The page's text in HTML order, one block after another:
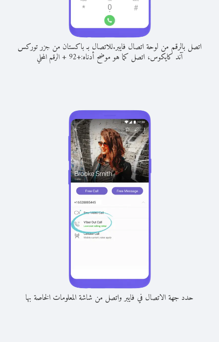
اتصل بالرقم من لوحة اتصال فايبر.للاتصال بـ باكستان من جزر توركس
آند كايكوس، اتصل كما هو موضح أدناه:+
92
+الرقم المحلي
حدد جهة الاتصال في فايبر واتصل من شاشة المعلومات الخاصة بها